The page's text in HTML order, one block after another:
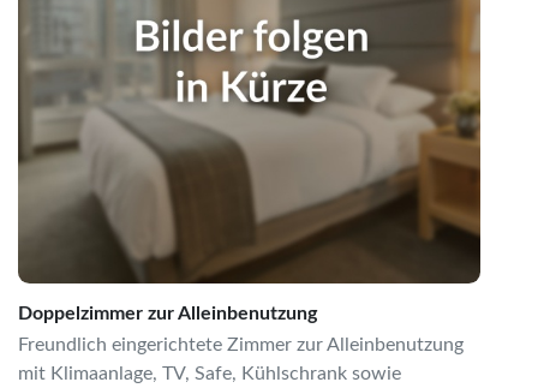
Doppelzimmer zur Alleinbenutzung
Freundlich eingerichtete Zimmer zur Alleinbenutzung
mit Klimaanlage, TV, Safe, Kühlschrank sowie